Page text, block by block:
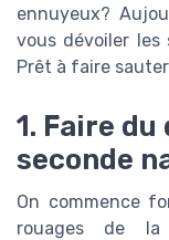
ennuyeux?
vous dévoiler les
Prêt à faire
1. Faire
seconde
On commence
rouages de la